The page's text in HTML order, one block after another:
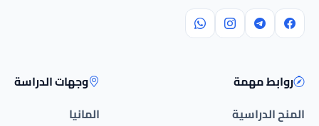
روابط مهمة
المنح الدراسية
وجهات الدراسة
المانيا